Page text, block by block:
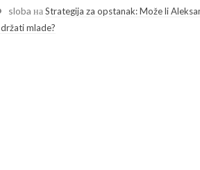
sloba наStrategija za opstanak: Može li
mlade?